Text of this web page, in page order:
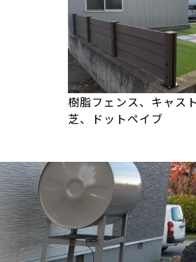
樹脂フェンス、キャス
芝、ドットペイブ